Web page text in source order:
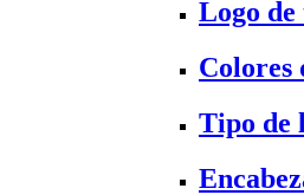
Logo
Colores
Tipo de